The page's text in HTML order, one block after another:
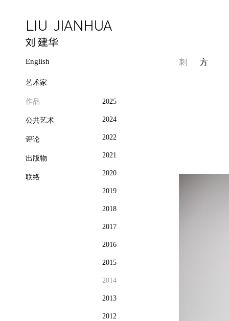
English
艺术家
作品 2025
2024
2022
2021
2020
2019
2018
2017
2016
2015
2014
2013
2012
公共艺术
评论
出版物
联络
刺 方